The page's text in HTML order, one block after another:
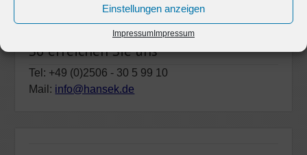
Einstellungen anzeigen
Impressum Impressum
So erreichen Sie uns
Tel: +49 (0)2506 - 30 5 99 10
Mail: info@hansek.de